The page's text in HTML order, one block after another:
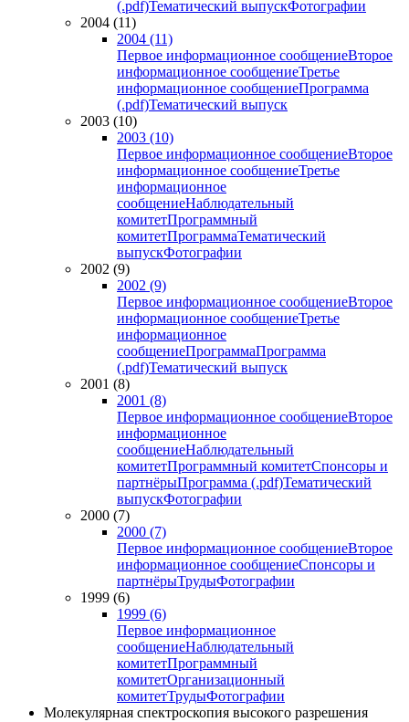
(.pdf)Тематический выпускФотографии
2004 (11)
2004 (11)
Первое информационное сообщениеВторое
информационное сообщениеТретье
информационное сообщениеПрограмма
(.pdf)Тематический выпуск
2003 (10)
2003 (10)
Первое информационное сообщениеВторое
информационное сообщениеТретье
информационное
сообщениеНаблюдательный
комитетПрограммный
комитетПрограммаТематический
выпускФотографии
2002 (9)
2002 (9)
Первое информационное сообщениеВторое
информационное сообщениеТретье
информационное
сообщениеПрограммаПрограмма
(.pdf)Тематический выпуск
2001 (8)
2001 (8)
Первое информационное сообщениеВторое
информационное
сообщениеНаблюдательный
комитетПрограммный комитетСпонсоры и
партнёрыПрограмма (.pdf)Тематический
выпускФотографии
2000 (7)
2000 (7)
Первое информационное сообщениеВторое
информационное сообщениеСпонсоры и
партнёрыТрудыФотографии
1999 (6)
1999 (6)
Первое информационное
сообщениеНаблюдательный
комитетПрограммный
комитетОрганизационный
комитетТрудыФотографии
Молекулярная спектроскопия высокого разрешения